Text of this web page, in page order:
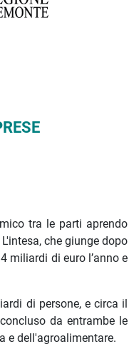
tra le parti aprendo
che giunge dopo
miliardi di euro l’anno e
di persone, e circa il
da entrambe le
e dell'agroalimentare.